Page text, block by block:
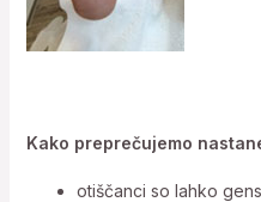
Kako preprečujemo
otiščanci so lahko